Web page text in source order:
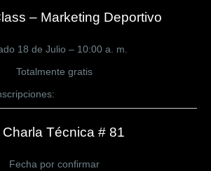
– Marketing Deportivo
18 de Julio – 10:00 a. m.
Totalmente gratis
Charla Técnica # 81
Fecha por confirmar